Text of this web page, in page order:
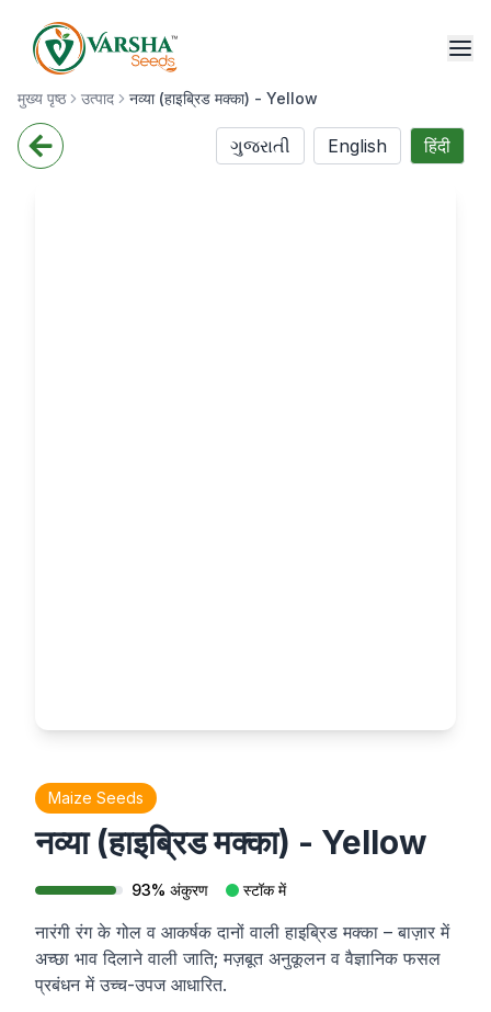
मुख्य पृष्ठ उत्पाद नव्या (हाइब्रिड मक्का) - Yellow
ગુજરાતી English हिंदी
Maize Seeds
नव्या (हाइब्रिड मक्का) - Yellow
93% अंकुरण स्टॉक में
नारंगी रंग के गोल व आकर्षक दानों वाली हाइब्रिड मक्का – बाज़ार में
अच्छा भाव दिलाने वाली जाति; मज़बूत अनुकूलन व वैज्ञानिक फसल
प्रबंधन में उच्च-उपज आधारित.